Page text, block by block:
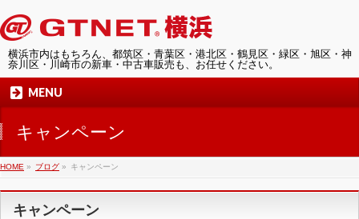
横浜市内はもちろん、都筑区・青葉区・港北区・鶴見区・緑区・旭区・神
奈川区・川崎市の新車・中古車販売も、お任せください。
MENU
キャンペーン
HOME » ブログ » キャンペーン
キャンペーン